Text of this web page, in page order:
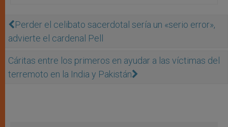
Perder el celibato sacerdotal sería un «serio error»,
advierte el cardenal Pell
Cáritas entre los primeros en ayudar a las víctimas del
terremoto en la India y Pakistán